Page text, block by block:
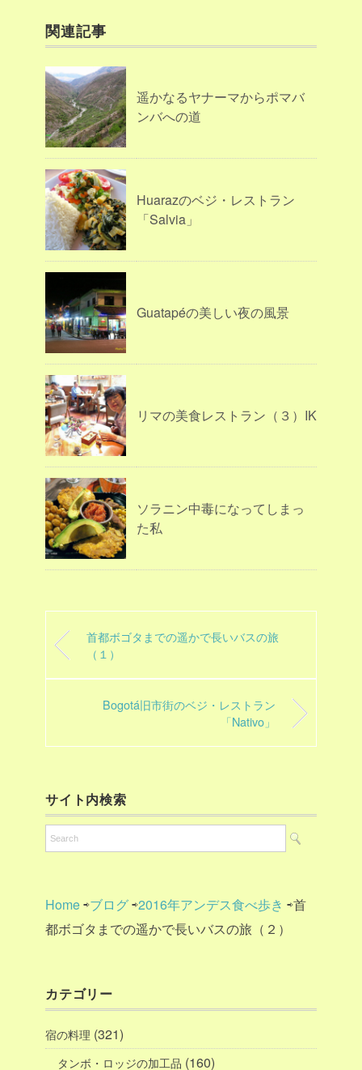
関連記事
遥かなるヤナーマからポマバ
ンバへの道
Huarazのベジ・レストラン
「Salvia」
Guatapéの美しい夜の風景
リマの美食レストラン（３）IK
ソラニン中毒になってしまっ
た私
首都ボゴタまでの遥かで長いバスの旅
（１）
Bogotá旧市街のベジ・レストラン
「Nativo」
サイト内検索
Home⇨ブログ⇨2016年アンデス食べ歩き ⇨首
都ボゴタまでの遥かで長いバスの旅（２）
カテゴリー
宿の料理 (321)
タンボ・ロッジの加工品 (160)